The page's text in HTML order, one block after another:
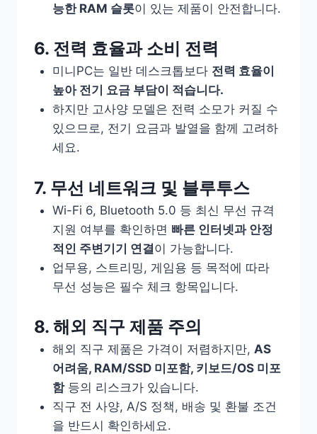
능한 RAM 슬롯이 있는 제품이 안전합니다.
6. 전력 효율과 소비 전력
미니PC는 일반 데스크톱보다 전력 효율이
높아 전기 요금 부담이 적습니다.
하지만 고사양 모델은 전력 소모가 커질 수
있으므로, 전기 요금과 발열을 함께 고려하
세요.
7. 무선 네트워크 및 블루투스
Wi-Fi 6, Bluetooth 5.0 등 최신 무선 규격
지원 여부를 확인하면 빠른 인터넷과 안정
적인 주변기기 연결이 가능합니다.
업무용, 스트리밍, 게임용 등 목적에 따라
무선 성능은 필수 체크 항목입니다.
8. 해외 직구 제품 주의
해외 직구 제품은 가격이 저렴하지만, AS
어려움, RAM/SSD 미포함, 키보드/OS 미포
함등의 리스크가 있습니다.
직구 전 사양, A/S 정책, 배송 및 환불 조건
을 반드시 확인하세요.